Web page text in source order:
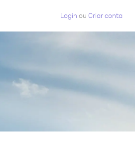
Login ou Criar conta